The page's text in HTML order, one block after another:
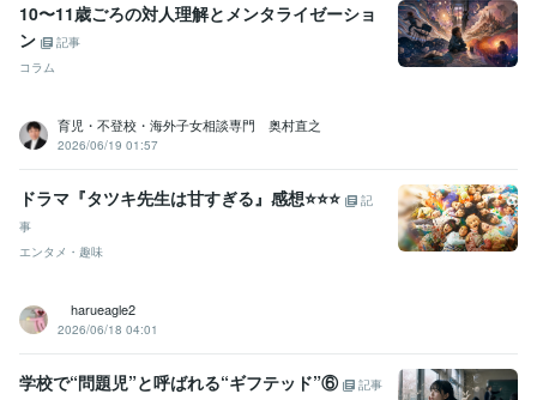
10〜11歳ごろの対人理解とメンタライゼーショ
ン
記事
コラム
育児・不登校・海外子女相談専門 奥村直之
2026/06/19 01:57
ドラマ『タツキ先生は甘すぎる』感想⭐️⭐️⭐️
記
事
エンタメ・趣味
harueagle2
2026/06/18 04:01
学校で“問題児”と呼ばれる“ギフテッド”⑥
記事